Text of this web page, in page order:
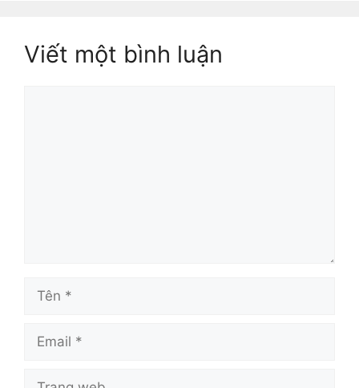
Viết một bình luận
Tên
Email
Trang